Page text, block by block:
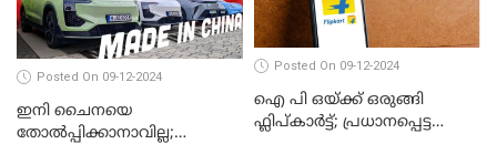
Posted On 09-12-2024
ഇനി ചൈനയെ
തോൽപ്പിക്കാനാവില്ല;
Posted On 09-12-2024
ഐ പി ഒയ്ക്ക് ഒരുങ്ങി
ഫ്ലിപ്കാർട്ട്; പ്രധാനപ്പെട്ട